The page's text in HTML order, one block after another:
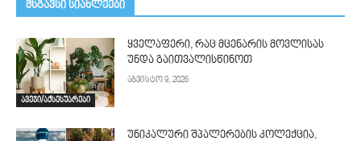
მსგავსი სიახლეები
ავეჯი/აქსესუარები
ყველაფერი, რაც მცენარის მოვლისას
უნდა გაითვალისწინოთ
აგვისტო 9, 2026
უნიკალური შპალერების კოლექცია,